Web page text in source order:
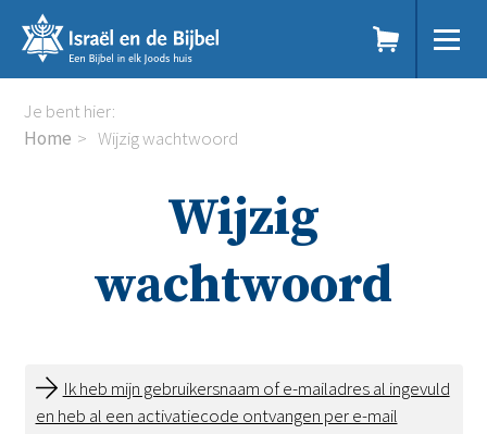
links
naar
de
navigatie
Je bent hier:
Home
Wijzig wachtwoord
Wijzig
wachtwoord
Ik heb mijn gebruikersnaam of e-mailadres al ingevuld
en heb al een activatiecode ontvangen per e-mail
Dit doen we
Webshop
Over ons
DE EN NL RU